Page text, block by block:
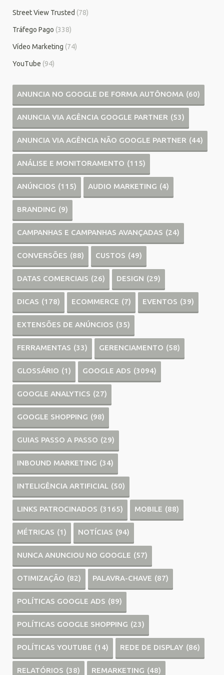
Street View Trusted (78)
Tráfego Pago (338)
Vídeo Marketing (74)
YouTube (94)
ANUNCIA NO GOOGLE DE FORMA AUTÔNOMA (60)
ANUNCIA VIA AGÊNCIA GOOGLE PARTNER (53)
ANUNCIA VIA AGÊNCIA NÃO GOOGLE PARTNER (44)
ANÁLISE E MONITORAMENTO (115)
ANÚNCIOS (115) AUDIO MARKETING (4)
BRANDING (9)
CAMPANHAS E CAMPANHAS AVANÇADAS (24)
CONVERSÕES (88) CUSTOS (49)
DATAS COMERCIAIS (26) DESIGN (29)
DICAS (178) ECOMMERCE (7) EVENTOS (39)
EXTENSÕES DE ANÚNCIOS (35)
FERRAMENTAS (33) GERENCIAMENTO (58)
GLOSSÁRIO (1) GOOGLE ADS (3094)
GOOGLE ANALYTICS (27)
GOOGLE SHOPPING (98)
GUIAS PASSO A PASSO (29)
INBOUND MARKETING (34)
INTELIGÊNCIA ARTIFICIAL (50)
LINKS PATROCINADOS (3165) MOBILE (88)
MÉTRICAS (1) NOTÍCIAS (94)
NUNCA ANUNCIOU NO GOOGLE (57)
OTIMIZAÇÃO (82) PALAVRA-CHAVE (87)
POLÍTICAS GOOGLE ADS (89)
POLÍTICAS GOOGLE SHOPPING (23)
POLÍTICAS YOUTUBE (14) REDE DE DISPLAY (86)
RELATÓRIOS (38) REMARKETING (48)